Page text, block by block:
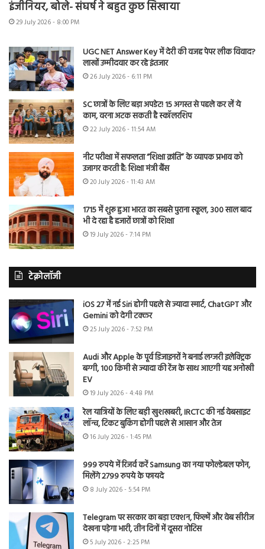
इंजीनियर, बोले- संघर्ष ने बहुत कुछ सिखाया
29 July 2026 - 8:00 PM
UGC NET Answer Key में देरी की वजह पेपर लीक विवाद?
लाखों उम्मीदवार कर रहे इंतजार
26 July 2026 - 6:11 PM
SC छात्रों के लिए बड़ा अपडेट! 15 अगस्त से पहले कर लें ये
काम, वरना अटक सकती है स्कॉलरशिप
22 July 2026 - 11:54 AM
नीट परीक्षा में सफलता “शिक्षा क्रांति” के व्यापक प्रभाव को
उजागर करती है: शिक्षा मंत्री बैंस
20 July 2026 - 11:43 AM
1715 में शुरू हुआ भारत का सबसे पुराना स्कूल, 300 साल बाद
भी दे रहा है हजारों छात्रों को शिक्षा
19 July 2026 - 7:14 PM
टेक्नोलॉजी
iOS 27 में नई Siri होगी पहले से ज्यादा स्मार्ट, ChatGPT और
Gemini को देगी टक्कर
25 July 2026 - 7:52 PM
Audi और Apple के पूर्व डिजाइनरों ने बनाई लग्जरी इलेक्ट्रिक
बग्गी, 100 किमी से ज्यादा की रेंज के साथ आएगी यह अनोखी
EV
19 July 2026 - 4:48 PM
रेल यात्रियों के लिए बड़ी खुशखबरी, IRCTC की नई वेबसाइट
लॉन्च, टिकट बुकिंग होगी पहले से आसान और तेज
16 July 2026 - 1:45 PM
999 रुपये में रिजर्व करें Samsung का नया फोल्डेबल फोन,
मिलेंगे 2799 रुपये के फायदे
8 July 2026 - 5:54 PM
Telegram पर सरकार का बड़ा एक्शन, फिल्में और वेब सीरीज
देखना पड़ेगा भारी, तीन दिनों में दूसरा नोटिस
5 July 2026 - 2:25 PM